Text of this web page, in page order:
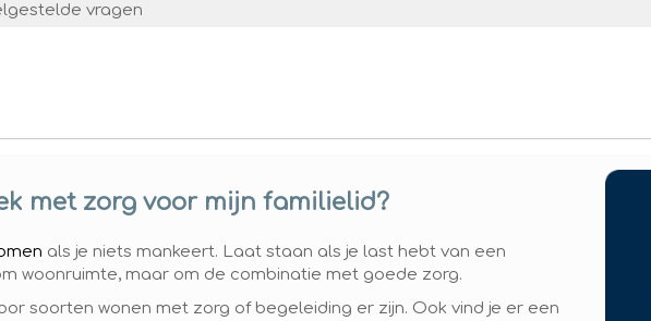
vragen
met zorg voor mijn familielid?
als je niets mankeert. Laat staan als je last hebt van een
woonruimte, maar om de combinatie met goede zorg.
soorten wonen met zorg of begeleiding er zijn. Ook vind je er een